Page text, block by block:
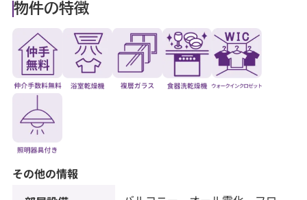
物件の特徴
その他の情報